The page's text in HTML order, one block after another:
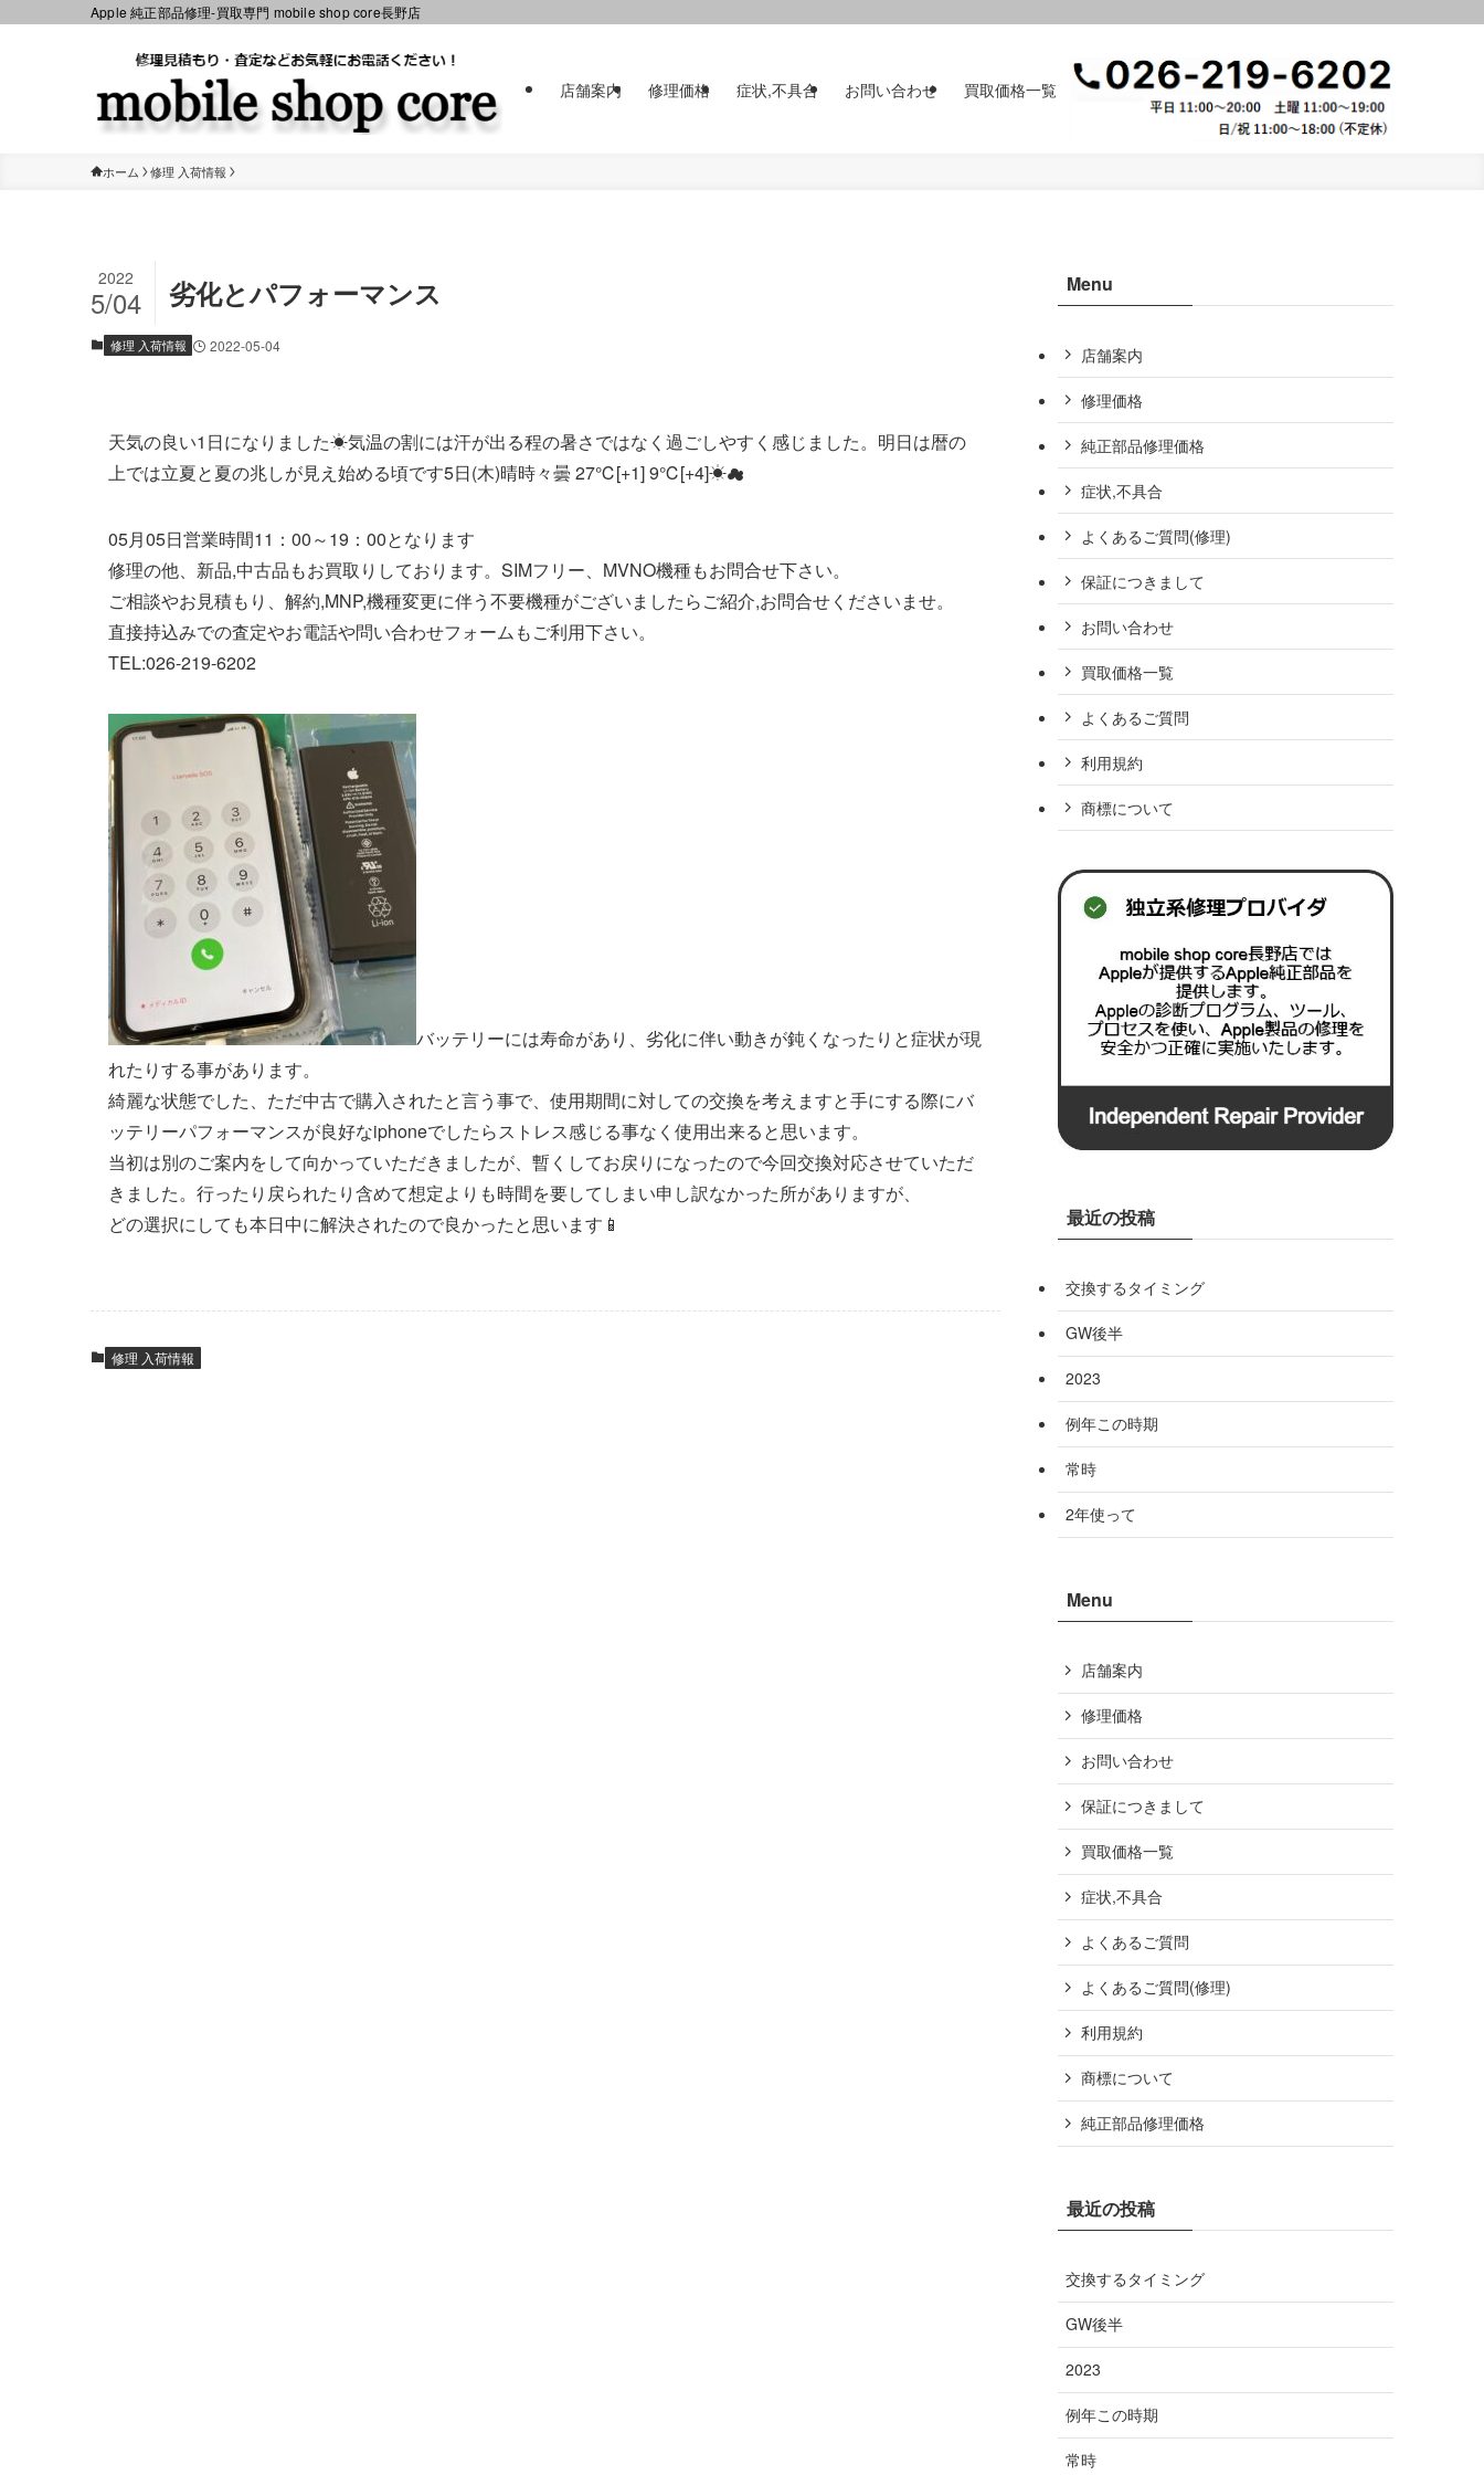
Apple 純正部品修理-買取専門 mobile shop core長野店
店舗案内 修理価格 症状,不具合 お問い合わせ 買取価格一覧
ホーム 修理 入荷情報
劣化とパフォーマンス
2022
5/04
修理 入荷情報 2022-05-04
天気の良い1日になりました☀気温の割には汗が出る程の暑さではなく過ごしやすく感じました。明日は暦の
上では立夏と夏の兆しが見え始める頃です5日(木)晴時々曇 27℃[+1] 9℃[+4]☀☁
05月05日営業時間11：00～19：00となります
修理の他、新品,中古品もお買取りしております。SIMフリー、MVNO機種もお問合せ下さい。
ご相談やお見積もり、解約,MNP,機種変更に伴う不要機種がございましたらご紹介,お問合せくださいませ。
直接持込みでの査定やお電話や問い合わせフォームもご利用下さい。
TEL:026-219-6202
バッテリーには寿命があり、劣化に伴い動きが鈍くなったりと症状が現
れたりする事があります。
綺麗な状態でした、ただ中古で購入されたと言う事で、使用期間に対しての交換を考えますと手にする際にバ
ッテリーパフォーマンスが良好なiphoneでしたらストレス感じる事なく使用出来ると思います。
当初は別のご案内をして向かっていただきましたが、暫くしてお戻りになったので今回交換対応させていただ
きました。行ったり戻られたり含めて想定よりも時間を要してしまい申し訳なかった所がありますが、
どの選択にしても本日中に解決されたので良かったと思います📱
修理 入荷情報
Menu
店舗案内
修理価格
純正部品修理価格
症状,不具合
よくあるご質問(修理)
保証につきまして
お問い合わせ
買取価格一覧
よくあるご質問
利用規約
商標について
最近の投稿
交換するタイミング
GW後半
2023
例年この時期
常時
2年使って
Menu
店舗案内
修理価格
お問い合わせ
保証につきまして
買取価格一覧
症状,不具合
よくあるご質問
よくあるご質問(修理)
利用規約
商標について
純正部品修理価格
最近の投稿
交換するタイミング
GW後半
2023
例年この時期
常時